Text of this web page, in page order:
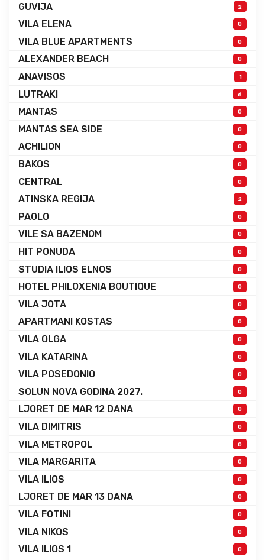
GUVIJA 2
VILA ELENA 0
VILA BLUE APARTMENTS 0
ALEXANDER BEACH 0
ANAVISOS 1
LUTRAKI 6
MANTAS 0
MANTAS SEA SIDE 0
ACHILION 0
BAKOS 0
CENTRAL 0
ATINSKA REGIJA 2
PAOLO 0
VILE SA BAZENOM 0
HIT PONUDA 0
STUDIA ILIOS ELNOS 0
HOTEL PHILOXENIA BOUTIQUE 0
VILA JOTA 0
APARTMANI KOSTAS 0
VILA OLGA 0
VILA KATARINA 0
VILA POSEDONIO 0
SOLUN NOVA GODINA 2027. 0
LJORET DE MAR 12 DANA 0
VILA DIMITRIS 0
VILA METROPOL 0
VILA MARGARITA 0
VILA ILIOS 0
LJORET DE MAR 13 DANA 0
VILA FOTINI 0
VILA NIKOS 0
VILA ILIOS 1 0